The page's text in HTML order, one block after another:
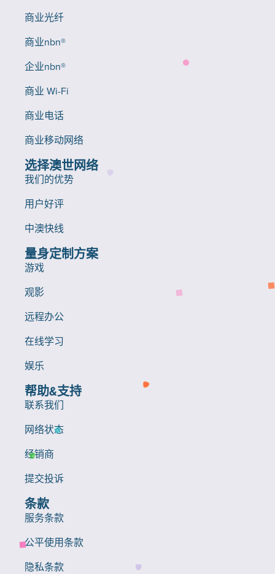
商业光纤
商业nbn®
企业nbn®
商业 Wi-Fi
商业电话
商业移动网络
选择澳世网络
我们的优势
用户好评
中澳快线
量身定制方案
游戏
观影
远程办公
在线学习
娱乐
帮助&支持
联系我们
网络状态
经销商
提交投诉
条款
服务条款
公平使用条款
隐私条款